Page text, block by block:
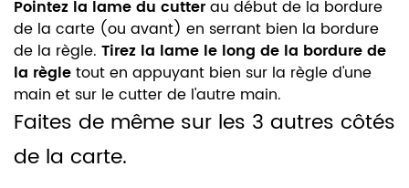
Pointez la lame du cutterau début de la bordure
de la carte (ou avant) en serrant bien la bordure
de la règle. Tirez la lame le long de la bordure de
la règletout en appuyant bien sur la règle d'une
main et sur le cutter de l'autre main.
Faites de même sur les 3 autres côtés
de la carte.